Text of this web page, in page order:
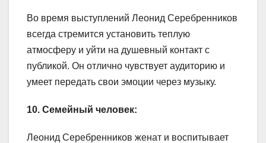
Во время выступлений Леонид Серебренников
всегда стремится установить теплую
атмосферу и уйти на душевный контакт с
публикой. Он отлично чувствует аудиторию и
умеет передать свои эмоции через музыку.
10. Семейный человек:
Леонид Серебренников женат и воспитывает